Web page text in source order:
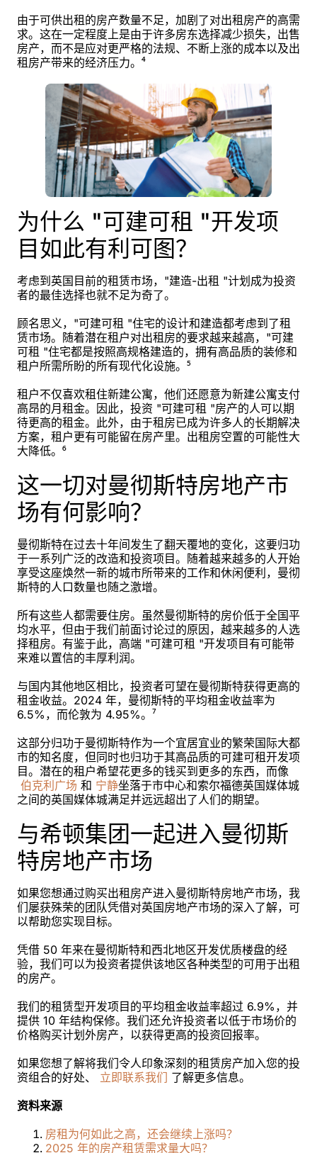
由于可供出租的房产数量不足，加剧了对出租房产的高需
求。这在一定程度上是由于许多房东选择减少损失，出售
房产，而不是应对更严格的法规、不断上涨的成本以及出
租房产带来的经济压力。⁴
为什么 "可建可租 "开发项
目如此有利可图？
考虑到英国目前的租赁市场，"建造-出租 "计划成为投资
者的最佳选择也就不足为奇了。
顾名思义，"可建可租 "住宅的设计和建造都考虑到了租
赁市场。随着潜在租户对出租房的要求越来越高，"可建
可租 "住宅都是按照高规格建造的，拥有高品质的装修和
租户所需所盼的所有现代化设施。⁵
租户不仅喜欢租住新建公寓，他们还愿意为新建公寓支付
高昂的月租金。因此，投资 "可建可租 "房产的人可以期
待更高的租金。此外，由于租房已成为许多人的长期解决
方案，租户更有可能留在房产里。出租房空置的可能性大
大降低。⁶
这一切对曼彻斯特房地产市
场有何影响？
曼彻斯特在过去十年间发生了翻天覆地的变化，这要归功
于一系列广泛的改造和投资项目。随着越来越多的人开始
享受这座焕然一新的城市所带来的工作和休闲便利，曼彻
斯特的人口数量也随之激增。
所有这些人都需要住房。虽然曼彻斯特的房价低于全国平
均水平，但由于我们前面讨论过的原因，越来越多的人选
择租房。有鉴于此，高端 "可建可租 "开发项目有可能带
来难以置信的丰厚利润。
与国内其他地区相比，投资者可望在曼彻斯特获得更高的
租金收益。2024 年，曼彻斯特的平均租金收益率为
6.5%，而伦敦为 4.95%。⁷
这部分归功于曼彻斯特作为一个宜居宜业的繁荣国际大都
市的知名度，但同时也归功于其高品质的可建可租开发项
目。潜在的租户希望花更多的钱买到更多的东西，而像
伯克利广场 和 宁静坐落于市中心和索尔福德英国媒体城
之间的英国媒体城满足并远远超出了人们的期望。
与希顿集团一起进入曼彻斯
特房地产市场
如果您想通过购买出租房产进入曼彻斯特房地产市场，我
们屡获殊荣的团队凭借对英国房地产市场的深入了解，可
以帮助您实现目标。
凭借 50 年来在曼彻斯特和西北地区开发优质楼盘的经
验，我们可以为投资者提供该地区各种类型的可用于出租
的房产。
我们的租赁型开发项目的平均租金收益率超过 6.9%，并
提供 10 年结构保修。我们还允许投资者以低于市场价的
价格购买计划外房产，以获得更高的投资回报率。
如果您想了解将我们令人印象深刻的租赁房产加入您的投
资组合的好处、
立即联系我们 了解更多信息。
资料来源
房租为何如此之高，还会继续上涨吗？
2025 年的房产租赁需求量大吗？